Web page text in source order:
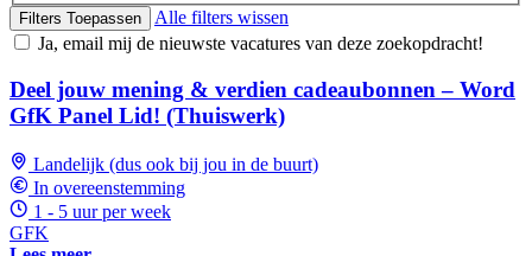
Filters Toepassen
Alle filters wissen
Ja, email mij de nieuwste vacatures van deze zoekopdracht!
Deel jouw mening & verdien cadeaubonnen – Word
GfK Panel Lid! (Thuiswerk)
Landelijk (dus ook bij jou in de buurt)
In overeenstemming
1 - 5 uur per week
GFK